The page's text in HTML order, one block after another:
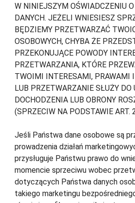
W NINIEJSZYM OŚWIADCZENIU
DANYCH. JEŻELI WNIESIESZ
BĘDZIEMY PRZETWARZAĆ
OSOBOWYCH, CHYBA ŻE
PRZEKONUJĄCE POWODY
PRZETWARZANIA, KTÓRE
TWOIMI INTERESAMI, PRAWAMI
LUB PRZETWARZANIE SŁUŻY DO
DOCHODZENIA LUB OBRONY
(SPRZECIW NA PODSTAWIE ART.
Jeśli Państwa dane osobowe są
prowadzenia działań
przysługuje Państwu prawo do
momencie sprzeciwu wobec
dotyczących Państwa danych
takiego marketingu